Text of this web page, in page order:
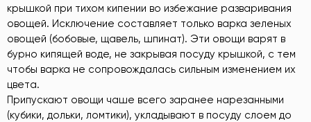
крышкой при тихом кипении во избежание разваривания
овощей. Исключение составляет только варка зеленых
овощей (бобовые, щавель, шпинат). Эти овощи варят в
бурно кипящей воде, не закрывая посуду крышкой, с тем
чтобы варка не сопровождалась сильным изменением их
цвета.
Припускают овощи чаше всего заранее нарезанными
(кубики, дольки, ломтики), укладывают в посуду слоем до